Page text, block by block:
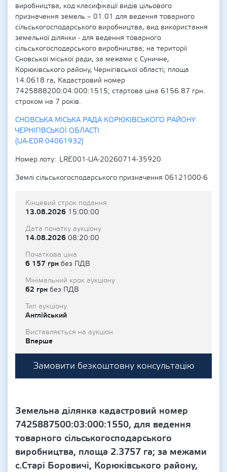
виробництва, код класифікації видів цільового
призначення земель – 01.01 для ведення товарного
сільськогосподарського виробництва, вид використання
земельної ділянки - для ведення товарного
сільськогосподарського виробництва; на території
Сновської міської ради, за межами с.Суничне,
Корюківського району, Чернігівської області; площа
14.0618 га, Кадастровий номер
7425888200:04:000:1515; стартова ціна 6156.87 грн.
строком на 7 років.
СНОВСЬКА МІСЬКА РАДА КОРЮКІВСЬКОГО РАЙОНУ
ЧЕРНІГІВСЬКОЇ ОБЛАСТІ
(UA-EDR 04061932)
Номер лоту
LRE001-UA-20260714-35920
Землі сільськогосподарського призначення 06121000-6
Кінцевий строк подання
13.08.2026 15:00:00
Дата початку аукціону
14.08.2026 08:20:00
Початкова ціна
6 157 грн без ПДВ
Мінімальний крок аукціону
62 грн без ПДВ
Тип аукціону
Англійський
Виставляється на аукціон
Вперше
Замовити безкоштовну консультацію
Земельна ділянка кадастровий номер
7425887500:03:000:1550, для ведення
товарного сільськогосподарського
виробництва, площа 2.3757 га; за межами
с.Старі Боровичі, Корюківського району,